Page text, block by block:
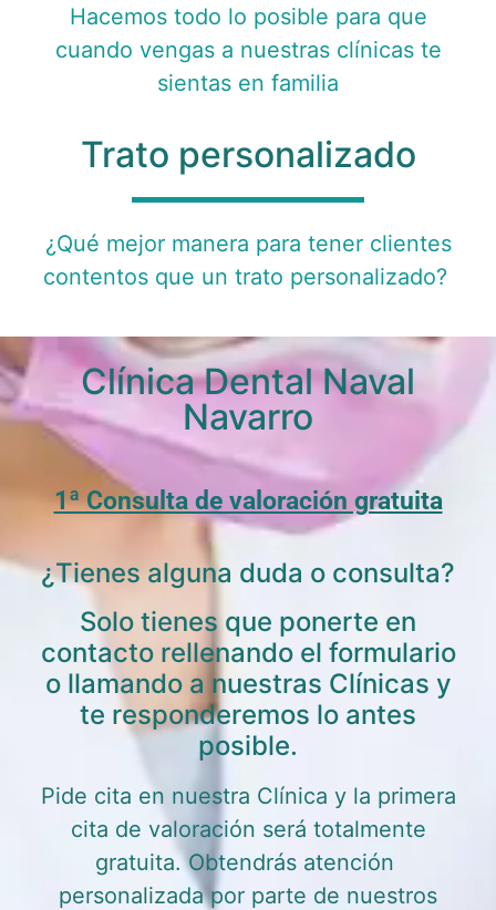
Hacemos todo lo posible para que
cuando vengas a nuestras clínicas te
sientas en familia
Trato personalizado
¿Qué mejor manera para tener clientes
contentos que un trato personalizado?
Clínica Dental Naval
Navarro
1ª Consulta de valoración gratuita
¿Tienes alguna duda o consulta?
Solo tienes que ponerte en
contacto rellenando el formulario
o llamando a nuestras Clínicas y
te responderemos lo antes
posible.
Pide cita en nuestra Clínica y la primera
cita de valoración será totalmente
gratuita. Obtendrás atención
personalizada por parte de nuestros